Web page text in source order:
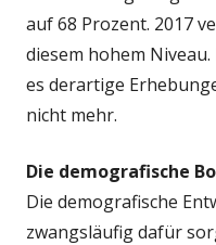
auf 68 Prozent. 2017
diesem hohem
es derartige
nicht mehr.
Die demografische
Die demografische
zwangsläufig dafür